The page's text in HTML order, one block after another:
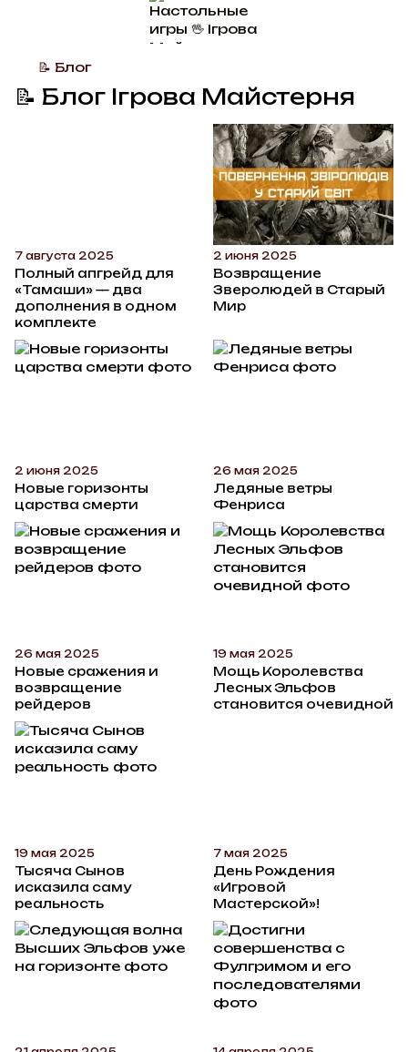
📝 Блог
📝 Блог Ігрова Майстерня
7 августа 2025
Полный апгрейд для
«Тамаши» — два
дополнения в одном
комплекте
2 июня 2025
Возвращение
Зверолюдей в Старый
Мир
2 июня 2025
Новые горизонты
царства смерти
26 мая 2025
Ледяные ветры
Фенриса
26 мая 2025
Новые сражения и
возвращение
рейдеров
19 мая 2025
Мощь Королевства
Лесных Эльфов
становится очевидной
19 мая 2025
Тысяча Сынов
исказила саму
реальность
7 мая 2025
День Рождения
«Игровой
Мастерской»!